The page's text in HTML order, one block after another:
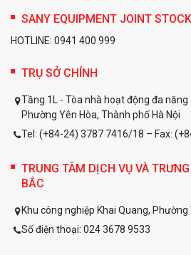
SANY EQUIPMENT JOINT
HOTLINE: 0941 400 999
TRỤ SỞ CHÍNH
Tầng 1L - Tòa nhà hoạt động đa năng
Phường Yên Hòa, Thành phố Hà Nội
Tel: (+84-24) 3787 7416/18 – Fax:
TRUNG TÂM DỊCH VỤ VÀ
BẮC
Khu công nghiệp Khai Quang,
Số điện thoại: 024 3678 9533